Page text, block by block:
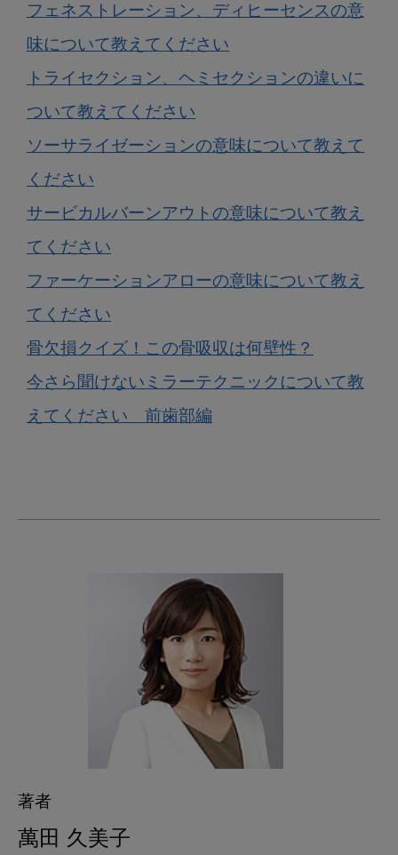
フェネストレーション、ディヒーセンスの意
味について教えてください
トライセクション、ヘミセクションの違いに
ついて教えてください
ソーサライゼーションの意味について教えて
ください
サービカルバーンアウトの意味について教え
てください
ファーケーションアローの意味について教え
てください
骨欠損クイズ！この骨吸収は何壁性？
今さら聞けないミラーテクニックについて教
えてください　前歯部編
著者
萬田 久美子